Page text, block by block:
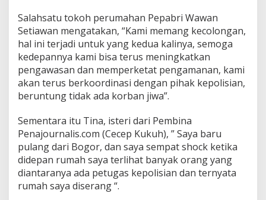
Salahsatu tokoh perumahan Pepabri Wawan
Setiawan mengatakan, “Kami memang kecolongan,
hal ini terjadi untuk yang kedua kalinya, semoga
kedepannya kami bisa terus meningkatkan
pengawasan dan memperketat pengamanan, kami
akan terus berkoordinasi dengan pihak kepolisian,
beruntung tidak ada korban jiwa”.
Sementara itu Tina, isteri dari Pembina
Penajournalis.com (Cecep Kukuh), ” Saya baru
pulang dari Bogor, dan saya sempat shock ketika
didepan rumah saya terlihat banyak orang yang
diantaranya ada petugas kepolisian dan ternyata
rumah saya diserang “.